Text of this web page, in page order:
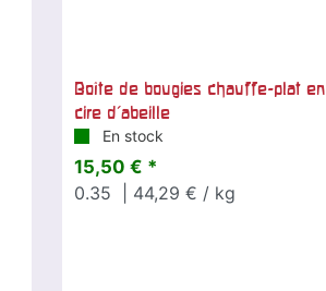
Boîte de bougies chauffe-plat en
cire d'abeille
En stock
15,50 € *
0.35
| 44,29 € / kg